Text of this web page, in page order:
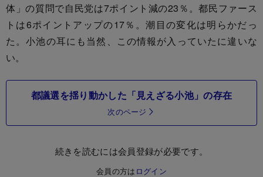
体」の質問で自民党は7ポイント減の23％。都民ファース
トは6ポイントアップの17％。潮目の変化は明らかだっ
た。小池の耳にも当然、この情報が入っていたに違いな
い。
都議選を揺り動かした「見えざる小池」の存在
次のページ
続きを読むには会員登録が必要です。
会員の方は ログイン